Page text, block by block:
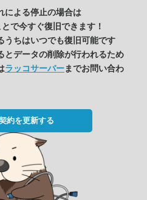
による停止の場合は
で今すぐ復旧できます！
うちはいつでも復旧可能です
とデータの削除が行われるため
ラッコサーバーまでお問い合わ
約を更新する